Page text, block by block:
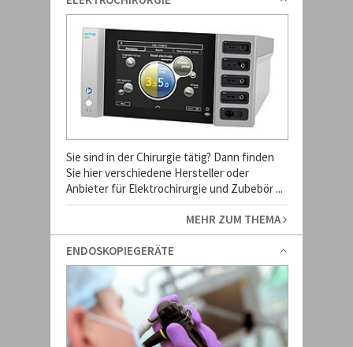
Sie sind in der Chirurgie tätig? Dann finden
Sie hier verschiedene Hersteller oder
Anbieter für Elektrochirurgie und Zubebör ...
MEHR ZUM THEMA
ENDOSKOPIEGERÄTE